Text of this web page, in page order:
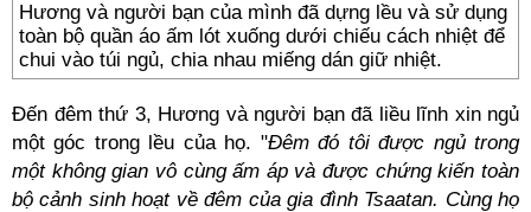
Hương và người bạn của mình đã dựng lều và sử dụng
toàn bộ quần áo ấm lót xuống dưới chiếu cách nhiệt để
chui vào túi ngủ, chia nhau miếng dán giữ nhiệt.
Đến đêm thứ 3, Hương và người bạn đã liều lĩnh xin ngủ
một góc trong lều của họ. "Đêm đó tôi được ngủ trong
một không gian vô cùng ấm áp và được chứng kiến toàn
bộ cảnh sinh hoạt về đêm của gia đình Tsaatan. Cùng họ